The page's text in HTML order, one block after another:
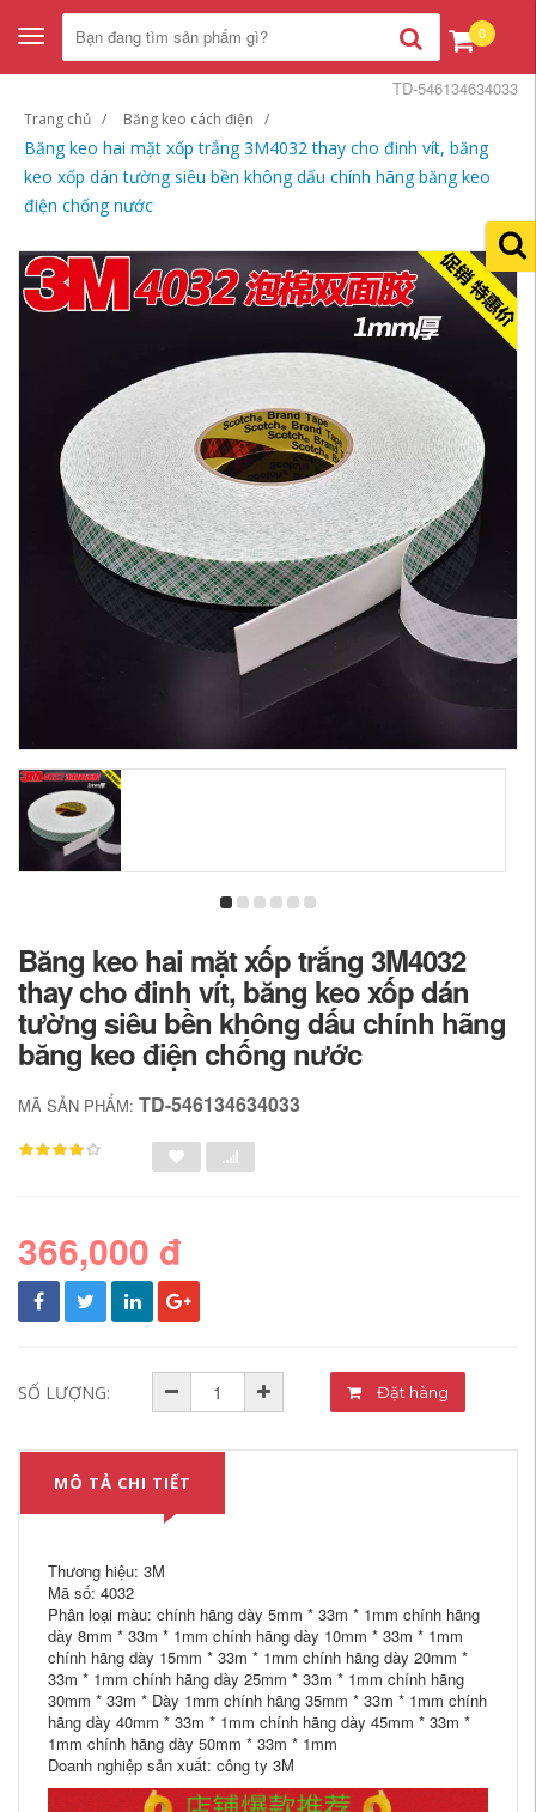
Toggle
navigation
0
Trang chủ Băng keo cách điện
Băng keo hai mặt xốp trắng 3M4032 thay cho đinh vít, băng
keo xốp dán tường siêu bền không dấu chính hãng băng keo
điện chống nước
TD-546134634033
Băng keo hai mặt xốp trắng 3M4032
thay cho đinh vít, băng keo xốp dán
tường siêu bền không dấu chính hãng
băng keo điện chống nước
MÃ SẢN PHẨM: TD-546134634033
366,000 đ
SỐ LƯỢNG: Đặt hàng
MÔ TẢ CHI TIẾT
Thương hiệu: 3M
Mã số: 4032
Phân loại màu: chính hãng dày 5mm * 33m * 1mm chính hãng
dày 8mm * 33m * 1mm chính hãng dày 10mm * 33m * 1mm
chính hãng dày 15mm * 33m * 1mm chính hãng dày 20mm *
33m * 1mm chính hãng dày 25mm * 33m * 1mm chính hãng
30mm * 33m * Dày 1mm chính hãng 35mm * 33m * 1mm chính
hãng dày 40mm * 33m * 1mm chính hãng dày 45mm * 33m *
1mm chính hãng dày 50mm * 33m * 1mm
Doanh nghiệp sản xuất: công ty 3M